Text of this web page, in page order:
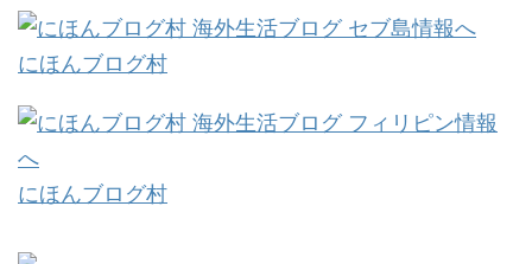
にほんブログ村
にほんブログ村